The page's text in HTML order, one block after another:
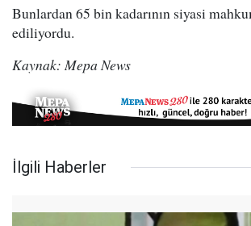
Bunlardan 65 bin kadarının siyasi
ediliyordu.
Kaynak: Mepa News
İlgili Haberler